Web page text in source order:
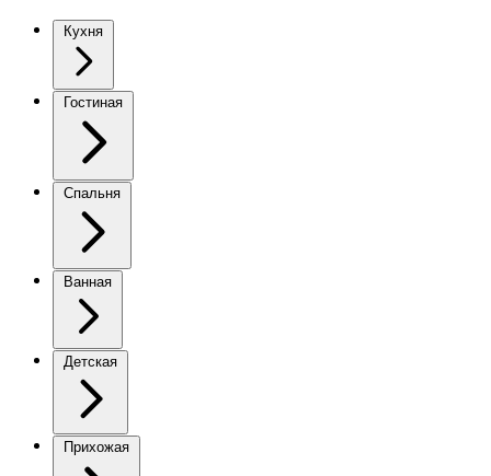
Кухня
Гостиная
Спальня
Ванная
Детская
Прихожая